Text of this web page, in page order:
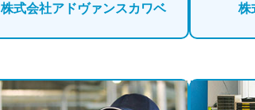
株式会社アドヴァンスカワベ 株